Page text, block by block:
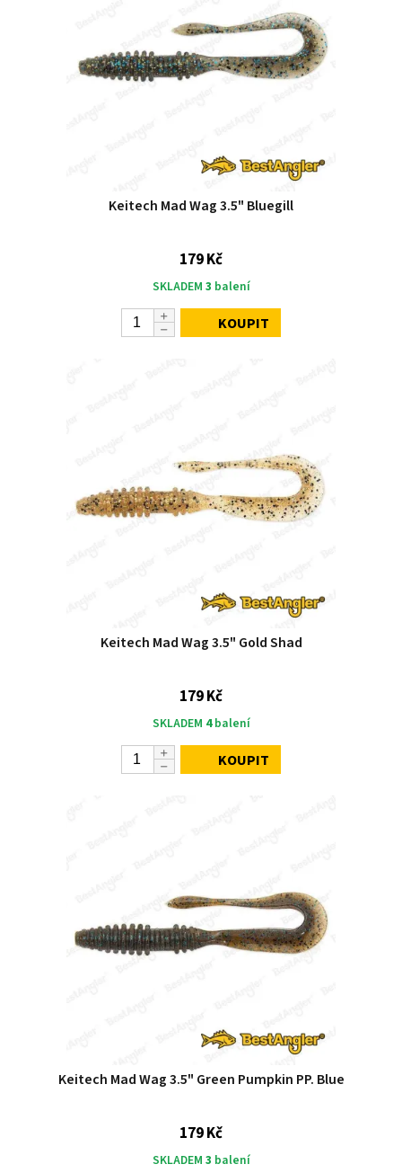
Keitech Mad Wag 3.5" Bluegill
179 Kč
SKLADEM 3 balení
KOUPIT
Keitech Mad Wag 3.5" Gold Shad
179 Kč
SKLADEM 4balení
KOUPIT
Keitech Mad Wag 3.5" Green Pumpkin PP. Blue
179 Kč
SKLADEM 3 balení